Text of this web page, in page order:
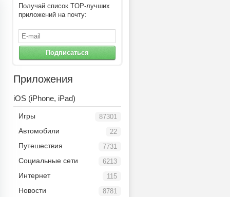
Получай список TOP-лучших
приложений на почту:
Подписаться
Приложения
iOS (iPhone, iPad)
87301
Игры
22
Автомобили
7731
Путешествия
6213
Социальные сети
115
Интернет
8781
Новости